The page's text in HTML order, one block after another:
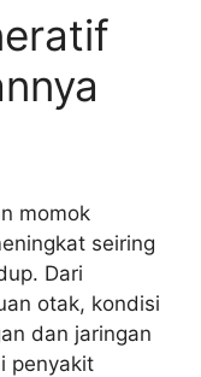
momok
seiring
Dari
otak, kondisi
dan jaringan
penyakit